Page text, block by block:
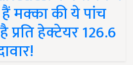
मक्का की ये पांच
प्रति हेक्टेयर 126.6